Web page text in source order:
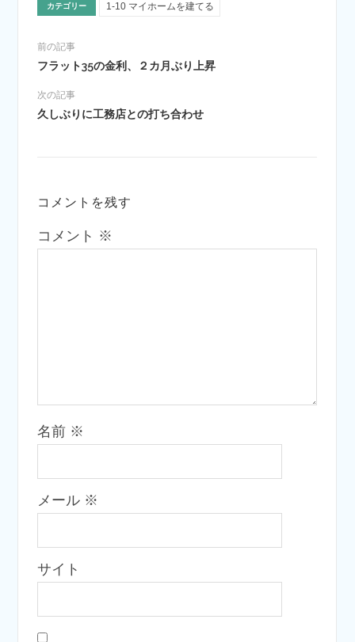
カテゴリー 1-10 マイホームを建てる
前の記事
フラット35の金利、２カ月ぶり上昇
次の記事
久しぶりに工務店との打ち合わせ
コメントを残す
コメント ※
名前 ※
メール ※
サイト